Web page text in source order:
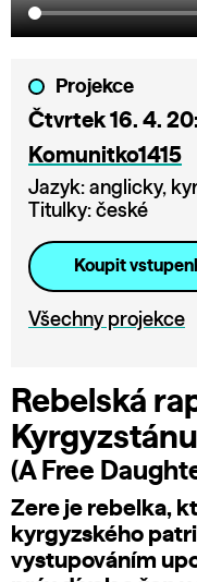
Projekce
Čtvrtek 16. 4.
Komunitko1415
Jazyk: anglicky,
Titulky: české
Koupit
Všechny projekce
Rebelská
Kyrgyzstánu
(A Free
Zere je rebelka,
kyrgyzského
vystupováním